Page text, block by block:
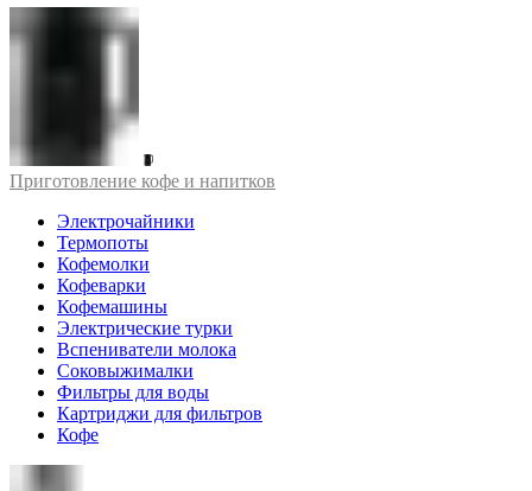
Приготовление кофе и напитков
Электрочайники
Термопоты
Кофемолки
Кофеварки
Кофемашины
Электрические турки
Вспениватели молока
Соковыжималки
Фильтры для воды
Картриджи для фильтров
Кофе